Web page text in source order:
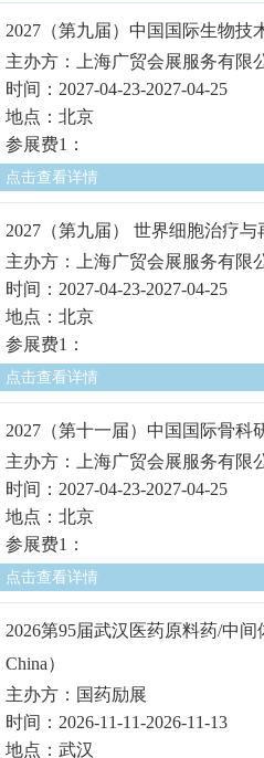
2027（第九届）中国国际生物技
主办方：上海广贸会展服务有限
时间：2027-04-23-2027-04-25
地点：北京
参展费1：
点击查看详情
2027（第九届） 世界细胞治疗
主办方：上海广贸会展服务有限
时间：2027-04-23-2027-04-25
地点：北京
参展费1：
点击查看详情
2027（第十一届）中国国际骨科
主办方：上海广贸会展服务有限
时间：2027-04-23-2027-04-25
地点：北京
参展费1：
点击查看详情
2026第95届武汉医药原料药/中
China）
主办方：国药励展
时间：2026-11-11-2026-11-13
地点：武汉